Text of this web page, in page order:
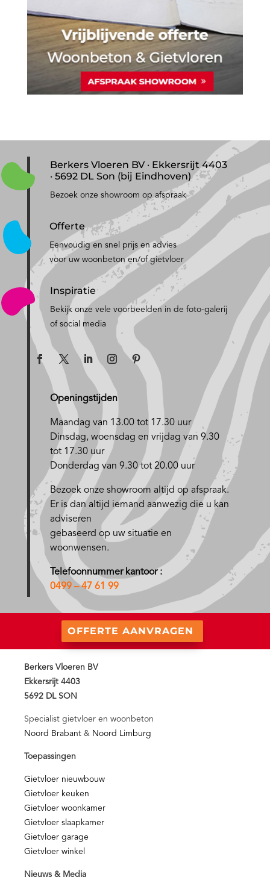
Berkers Vloeren BV · Ekkersrijt 4403
· 5692 DL Son (bij Eindhoven)
Bezoek onze showroom op afspraak
Offerte
Eenvoudig en snel prijs en advies
voor uw woonbeton en/of gietvloer
Inspiratie
Bekijk onze vele voorbeelden in de foto-galerij
of social media
Openingstijden
Maandag van 13.00 tot 17.30 uur
Dinsdag, woensdag en vrijdag van 9.30
tot 17.30 uur
Donderdag van 9.30 tot 20.00 uur
Bezoek onze showroom altijd op afspraak.
Er is dan altijd iemand aanwezig die u kan
adviseren
gebaseerd op uw situatie en
woonwensen.
Telefoonnummer kantoor :
0499 – 47 61 99
OFFERTE AANVRAGEN
Berkers Vloeren BV
Ekkersrijt 4403
5692 DL SON
Specialist gietvloer en woonbeton
Noord Brabant & Noord Limburg
Toepassingen
Gietvloer nieuwbouw
Gietvloer keuken
Gietvloer woonkamer
Gietvloer slaapkamer
Gietvloer garage
Gietvloer winkel
Nieuws & Media